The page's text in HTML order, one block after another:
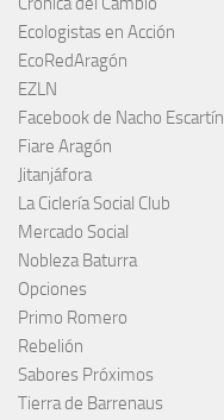
Ecologistas en Acción
EcoRedAragón
EZLN
Facebook de Nacho Escartín
Fiare Aragón
Jitanjáfora
La Ciclería Social Club
Mercado Social
Nobleza Baturra
Opciones
Primo Romero
Rebelión
Sabores Próximos
Tierra de Barrenaus